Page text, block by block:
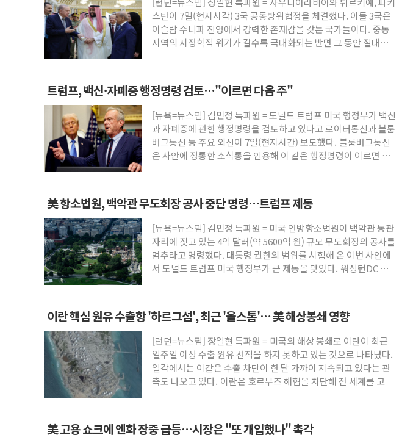
스탄이 7일(현지시각) 3국 공동방위협정을 체결했다. 이들 3국은
이슬람 수니파 진영에서 강력한 존재감을 갖는 국가들이다. 중동
지역의 지정학적 위기가 갈수록 극대화되는 반면 그 동안 절대적
트럼프, 백신·자폐증 행정명령 검토…"이르면 다음 주"
[뉴욕=뉴스핌] 김민정 특파원 = 도널드 트럼프 미국 행정부가 백신
과 자폐증에 관한 행정명령을 검토하고 있다고 로이터통신과 블룸
버그통신 등 주요 외신이 7일(현지시간) 보도했다. 블룸버그통신
은 사안에 정통한 소식통을 인용해 이 같은 행정명령이 이르면 다
美 항소법원, 백악관 무도회장 공사 중단 명령…트럼프 제동
[뉴욕=뉴스핌] 김민정 특파원 = 미국 연방항소법원이 백악관 동관
자리에 짓고 있는 4억 달러(약 5600억 원) 규모 무도회장의 공사를
멈추라고 명령했다. 대통령 권한의 범위를 시험해 온 이번 사안에
서 도널드 트럼프 미국 행정부가 큰 제동을 맞았다. 워싱턴DC 연
이란 핵심 원유 수출항 '하르그섬', 최근 '올스톱'… 美 해상봉쇄 영향
[런던=뉴스핌] 장일현 특파원 = 미국의 해상 봉쇄로 이란이 최근
일주일 이상 수출 원유 선적을 하지 못하고 있는 것으로 나타났다.
일각에서는 이같은 수출 차단이 한 달 가까이 지속되고 있다는 관
측도 나오고 있다. 이란은 호르무즈 해협을 차단해 전 세계를 고
美 고용 쇼크에 엔화 장중 급등…시장은 "또 개입했나" 촉각